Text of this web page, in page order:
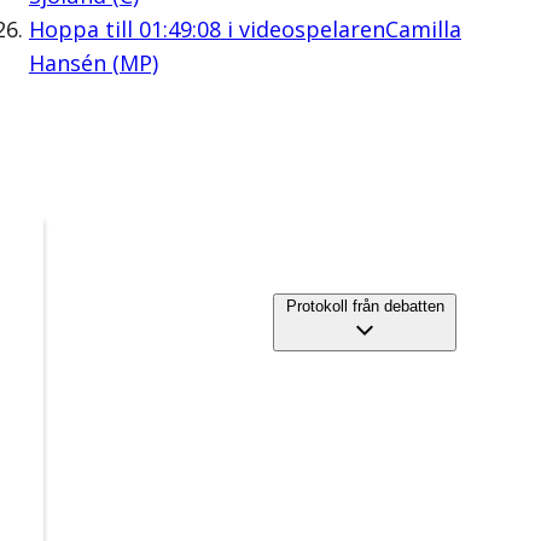
Hoppa till 01:49:08i videospelarenCamilla
Hansén (MP)
Protokoll från debatten